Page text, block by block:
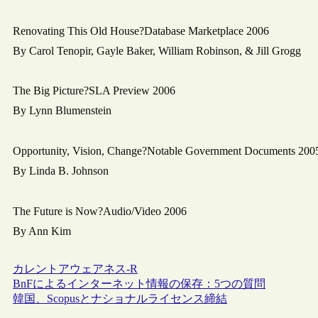
Renovating This Old House?Database Marketplace 2006
By Carol Tenopir, Gayle Baker, William Robinson, & Jill Grogg
The Big Picture?SLA Preview 2006
By Lynn Blumenstein
Opportunity, Vision, Change?Notable Government Documents
By Linda B. Johnson
The Future is Now?Audio/Video 2006
By Ann Kim
カレントアウェアネス-R
BnFによるインターネット情報の保存：5つの質問
韓国、Scopusとナショナルライセンス締結